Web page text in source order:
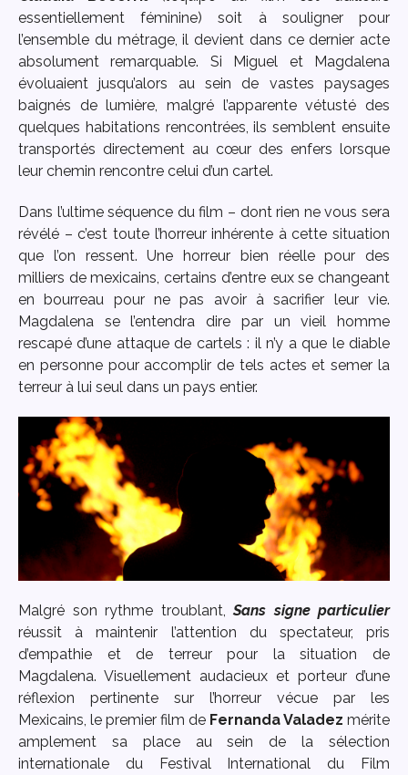
essentiellement féminine) soit à souligner pour
l’ensemble du métrage, il devient dans ce dernier acte
absolument remarquable. Si Miguel et Magdalena
évoluaient jusqu’alors au sein de vastes paysages
baignés de lumière, malgré l’apparente vétusté des
quelques habitations rencontrées, ils semblent ensuite
transportés directement au cœur des enfers lorsque
leur chemin rencontre celui d’un cartel.
Dans l’ultime séquence du film – dont rien ne vous sera
révélé – c’est toute l’horreur inhérente à cette situation
que l’on ressent. Une horreur bien réelle pour des
milliers de mexicains, certains d’entre eux se changeant
en bourreau pour ne pas avoir à sacrifier leur vie.
Magdalena se l’entendra dire par un vieil homme
rescapé d’une attaque de cartels : il n’y a que le diable
en personne pour accomplir de tels actes et semer la
terreur à lui seul dans un pays entier.
Malgré son rythme troublant,Sans signe particulier
réussit à maintenir l’attention du spectateur, pris
d’empathie et de terreur pour la situation de
Magdalena. Visuellement audacieux et porteur d’une
réflexion pertinente sur l’horreur vécue par les
Mexicains, le premier film de Fernanda Valadez mérite
amplement sa place au sein de la sélection
internationale du Festival International du Film